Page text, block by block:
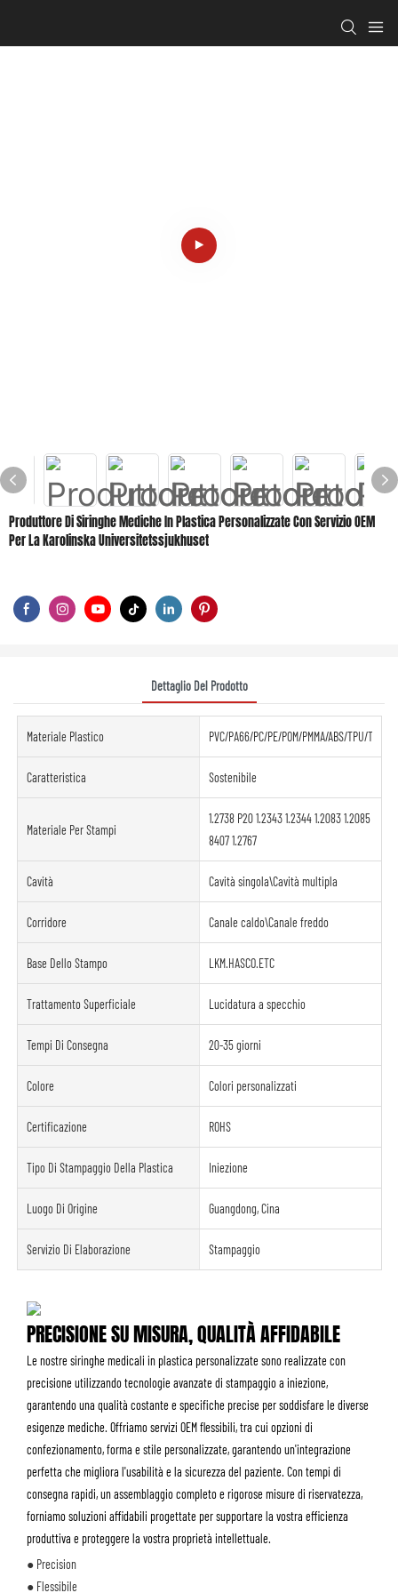
Produttore Di Siringhe Mediche In Plastica Personalizzate Con Servizio OEM
Per La Karolinska Universitetssjukhuset
Dettaglio Del Prodotto
Materiale Plastico PVC/PA66/PC/PE/POM/PMMA/ABS/TPU/TPE/
Caratteristica Sostenibile
Materiale Per Stampi
1.2738 P20 1.2343 1.2344 1.2083 1.2085
8407 1.2767
Cavità Cavità singola\Cavità multipla
Corridore Canale caldo\Canale freddo
Base Dello Stampo LKM.HASCO.ETC
Trattamento Superficiale Lucidatura a specchio
Tempi Di Consegna 20-35 giorni
Colore Colori personalizzati
Certificazione ROHS
Tipo Di Stampaggio Della Plastica Iniezione
Luogo Di Origine Guangdong, Cina
Servizio Di Elaborazione Stampaggio
PRECISIONE SU MISURA, QUALITÀ AFFIDABILE
Le nostre siringhe medicali in plastica personalizzate sono realizzate con
precisione utilizzando tecnologie avanzate di stampaggio a iniezione,
garantendo una qualità costante e specifiche precise per soddisfare le diverse
esigenze mediche. Offriamo servizi OEM flessibili, tra cui opzioni di
confezionamento, forma e stile personalizzate, garantendo un'integrazione
perfetta che migliora l'usabilità e la sicurezza del paziente. Con tempi di
consegna rapidi, un assemblaggio completo e rigorose misure di riservatezza,
forniamo soluzioni affidabili progettate per supportare la vostra efficienza
produttiva e proteggere la vostra proprietà intellettuale.
● Precision
● Flessibile